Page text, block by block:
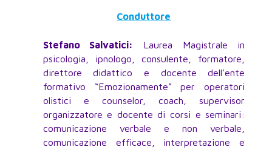
Conduttore
Stefano Salvatici:
Laurea Magistrale in
psicologia, ipnologo, consulente, formatore,
direttore didattico e docente dell’ente
formativo “Emozionamente” per operatori
olistici e counselor, coach, supervisor
organizzatore e docente di corsi e seminari:
comunicazione verbale e non verbale,
comunicazione efficace, interpretazione e